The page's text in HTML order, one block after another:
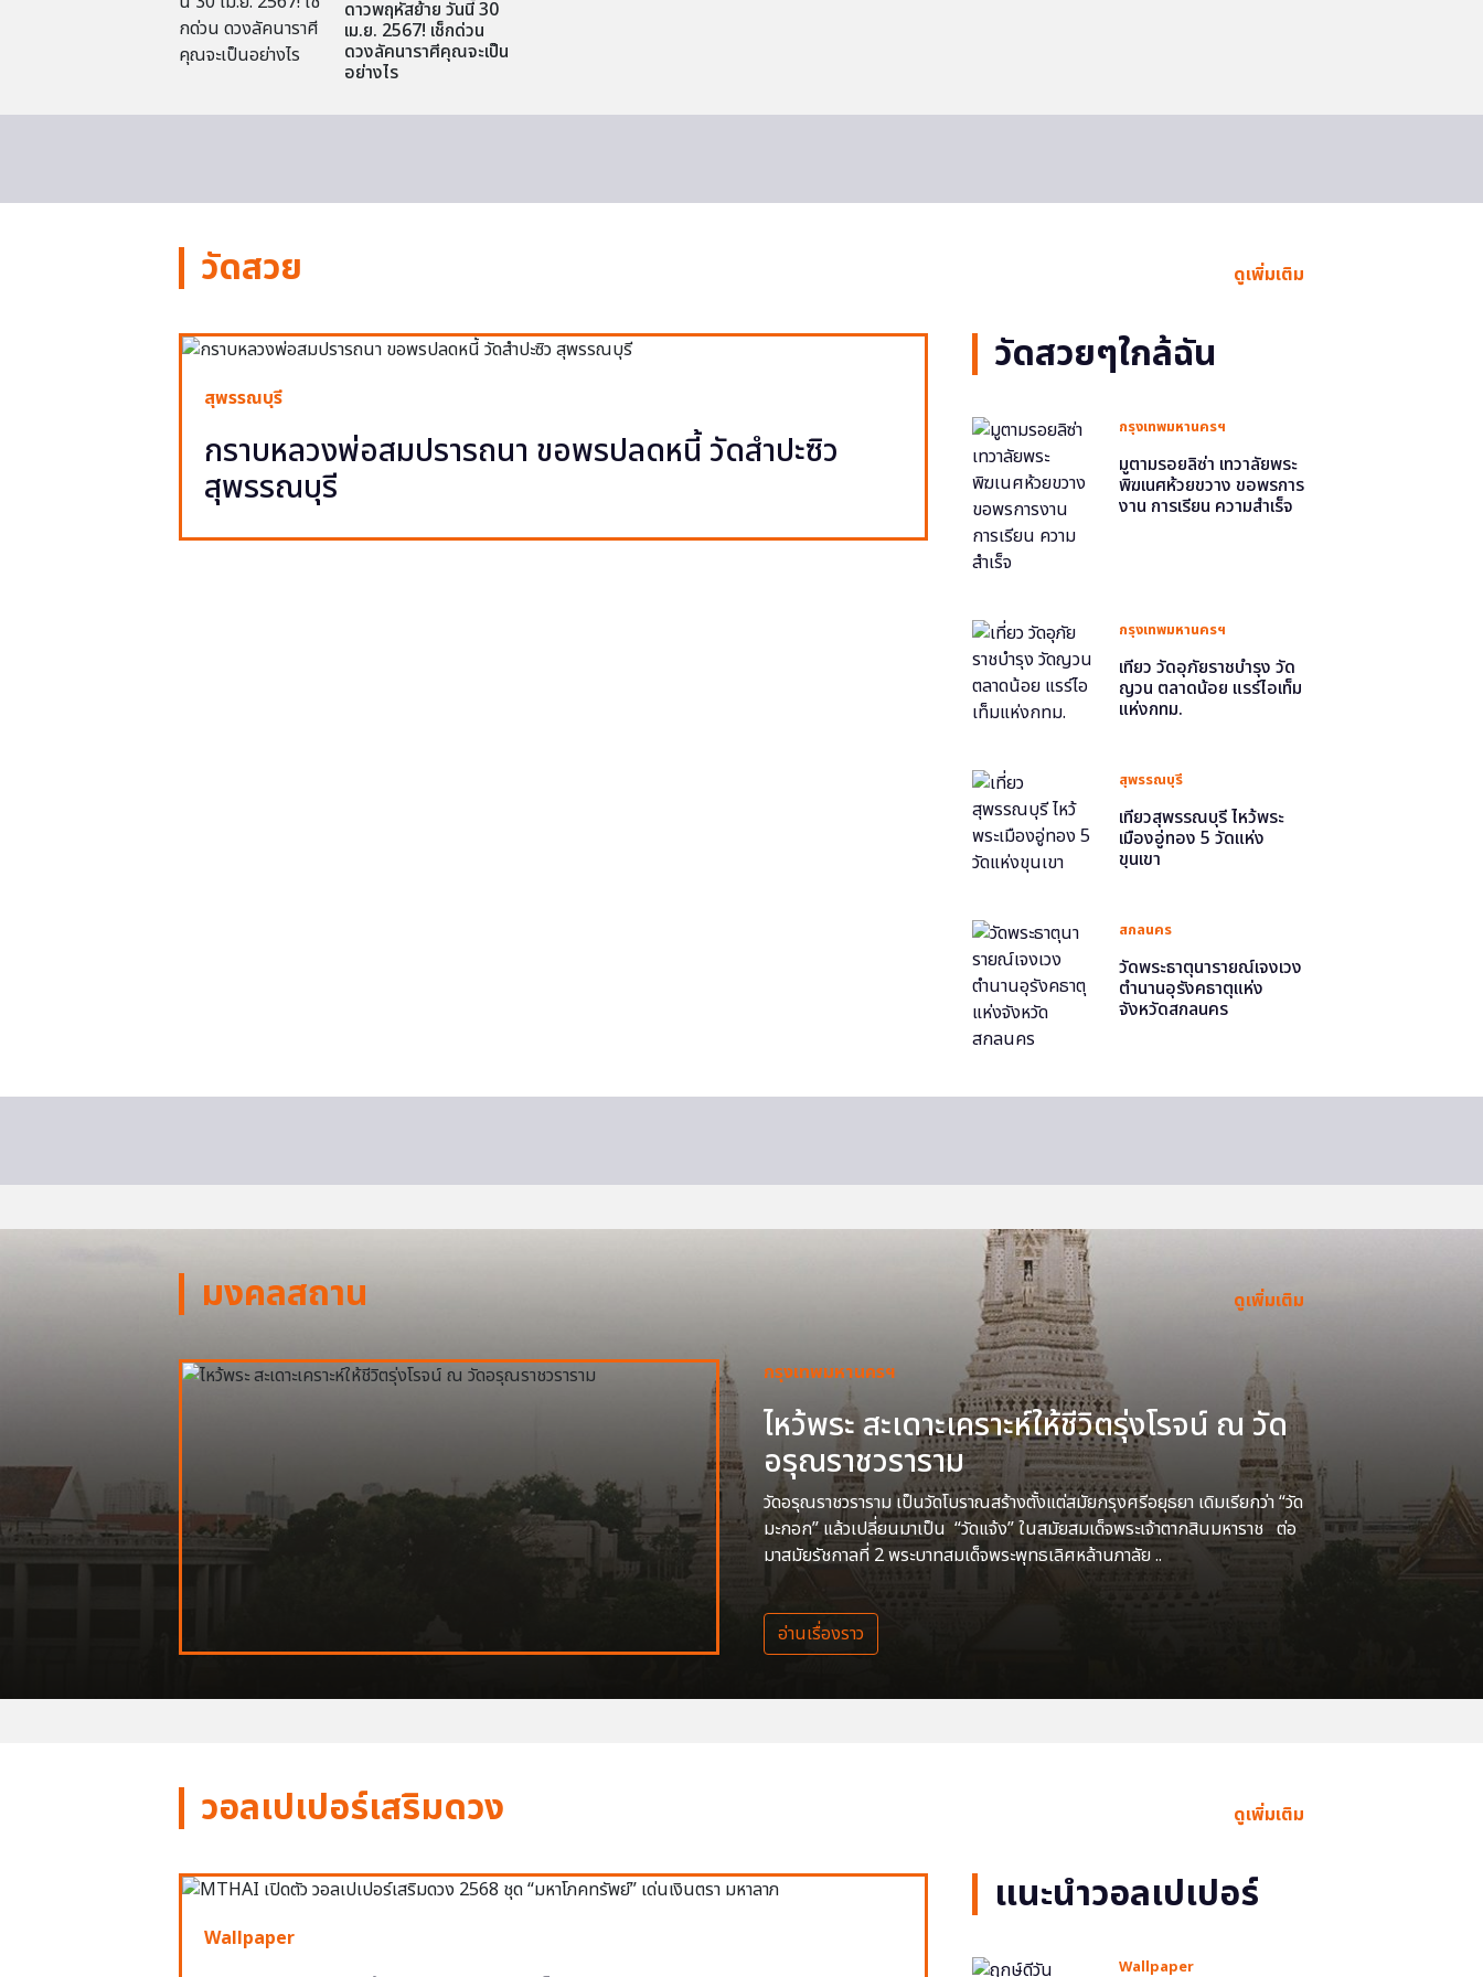
ดาวพฤหัสย้าย วันนี้ 30
เม.ย. 2567! เช็กด่วน
ดวงลัคนาราศีคุณจะเป็น
อย่างไร
วัดสวย ดูเพิ่มเติม
สุพรรณบุรี
กราบหลวงพ่อสมปรารถนา ขอพรปลดหนี้ วัดสำปะซิว
สุพรรณบุรี
วัดสวยๆใกล้ฉัน
กรุงเทพมหานครฯ
มูตามรอยลิซ่า เทวาลัยพระ
พิฆเนศห้วยขวาง ขอพรการ
งาน การเรียน ความสำเร็จ
กรุงเทพมหานครฯ
เที่ยว วัดอุภัยราชบำรุง วัด
ญวน ตลาดน้อย แรร์ไอเท็ม
แห่งกทม.
สุพรรณบุรี
เที่ยวสุพรรณบุรี ไหว้พระ
เมืองอู่ทอง 5 วัดแห่ง
ขุนเขา
สกลนคร
วัดพระธาตุนารายณ์เจงเวง
ตำนานอุรังคธาตุแห่ง
จังหวัดสกลนคร
มงคลสถาน ดูเพิ่มเติม
กรุงเทพมหานครฯ
ไหว้พระ สะเดาะเคราะห์ให้ชีวิตรุ่งโรจน์ ณ วัด
อรุณราชวราราม
วัดอรุณราชวราราม เป็นวัดโบราณสร้างตั้งแต่สมัยกรุงศรีอยุธยา เดิมเรียกว่า “วัด
มะกอก” แล้วเปลี่ยนมาเป็น “วัดแจ้ง” ในสมัยสมเด็จพระเจ้าตากสินมหาราช ต่อ
มาสมัยรัชกาลที่ 2 พระบาทสมเด็จพระพุทธเลิศหล้านภาลัย ..
อ่านเรื่องราว
วอลเปเปอร์เสริมดวง ดูเพิ่มเติม
Wallpaper
แนะนำวอลเปเปอร์
Wallpaper